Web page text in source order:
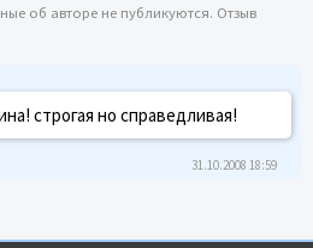
об авторе не публикуются. Отзыв
строгая но справедливая!
31.10.2008 18:59